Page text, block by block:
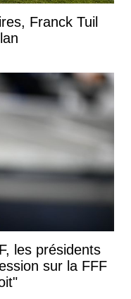
Franck Tuil
les présidents
sur la FFF